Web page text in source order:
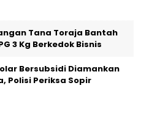
Tana Toraja Bantah
3 Kg Berkedok Bisnis
Bersubsidi Diamankan
Polisi Periksa Sopir